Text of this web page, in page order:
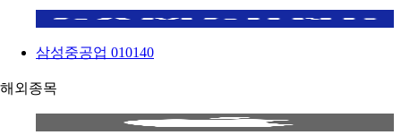
삼성중공업 010140
해외종목